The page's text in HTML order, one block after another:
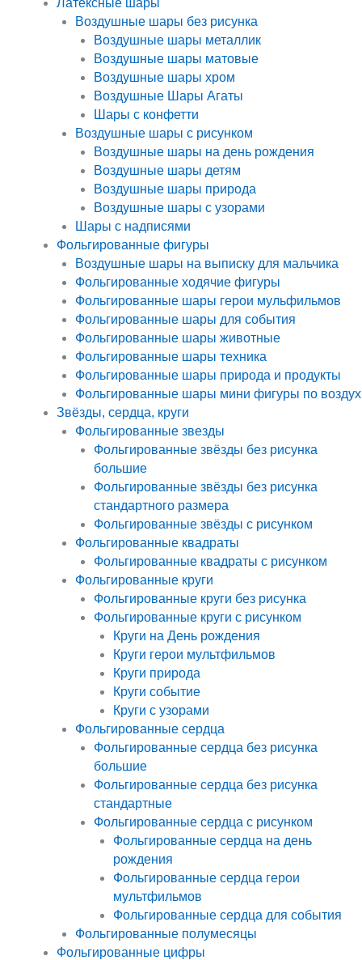
Воздушные шары без рисунка
Воздушные шары металлик
Воздушные шары матовые
Воздушные шары хром
Воздушные Шары Агаты
Шары с конфетти
Воздушные шары с рисунком
Воздушные шары на день рождения
Воздушные шары детям
Воздушные шары природа
Воздушные шары с узорами
Шары с надписями
Фольгированные фигуры
Воздушные шары на выписку для мальчика
Фольгированные ходячие фигуры
Фольгированные шары герои мульфильмов
Фольгированные шары для события
Фольгированные шары животные
Фольгированные шары техника
Фольгированные шары природа и продукты
Фольгированные шары мини фигуры по воздух
Звёзды, сердца, круги
Фольгированные звезды
Фольгированные звёзды без рисунка
большие
Фольгированные звёзды без рисунка
стандартного размера
Фольгированные звёзды с рисунком
Фольгированные квадраты
Фольгированные квадраты с рисунком
Фольгированные круги
Фольгированные круги без рисунка
Фольгированные круги с рисунком
Круги на День рождения
Круги герои мультфильмов
Круги природа
Круги событие
Круги с узорами
Фольгированные сердца
Фольгированные сердца без рисунка
большие
Фольгированные сердца без рисунка
стандартные
Фольгированные сердца с рисунком
Фольгированные сердца на день
рождения
Фольгированные сердца герои
мультфильмов
Фольгированные сердца для события
Фольгированные полумесяцы
Фольгированные цифры